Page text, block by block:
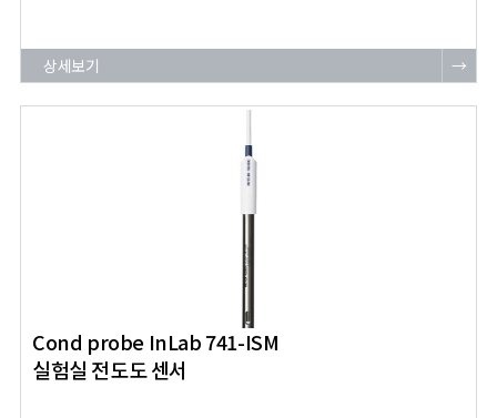
상세보기 →
Cond probe InLab 741-ISM
실험실 전도도 센서